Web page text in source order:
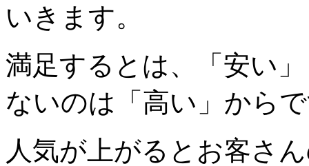
いきます。
満足するとは、「安い
ないのは「高い」から
人気が上がるとお客さ